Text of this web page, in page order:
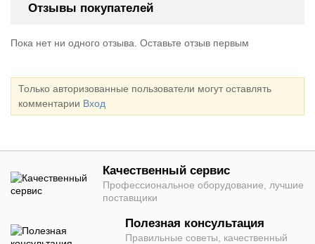
Отзывы покупателей
Пока нет ни одного отзыва. Оставьте отзыв первым
Только авторизованные пользователи могут оставлять
комментарии Вход
Качественный сервис
Профессиональное оборудование, лучшие
поставщики
Полезная консультация
Правильные советы, качественный